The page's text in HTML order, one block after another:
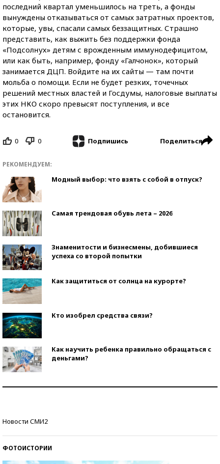
последний квартал уменьшилось на треть, а фонды
вынуждены отказываться от самых затратных проектов,
которые, увы, спасали самых беззащитных. Страшно
представить, как выжить без поддержки фонда
«Подсолнух» детям с врожденным иммунодефицитом,
или как быть, например, фонду «Галчонок», который
занимается ДЦП. Войдите на их сайты — там почти
мольба о помощи. Если не будет резких, точечных
решений местных властей и Госдумы, налоговые выплаты
этих НКО скоро превысят поступления, и все
остановится.
0 0 Подпишись Поделиться
РЕКОМЕНДУЕМ:
Модный выбор: что взять с собой в отпуск?
Самая трендовая обувь лета – 2026
Знаменитости и бизнесмены, добившиеся
успеха со второй попытки
Как защититься от солнца на курорте?
Кто изобрел средства связи?
Как научить ребенка правильно обращаться с
деньгами?
Новости СМИ2
ФОТОИСТОРИИ